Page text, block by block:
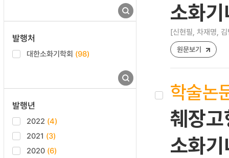
발행처
대한소화기학회 (98)
발행년
2022 (4)
2021 (3)
2020 (6)
소화
[신현필, 차재명,
원문보기
학술논
췌장
소화